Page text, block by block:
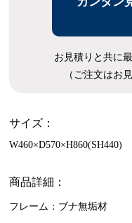
お見積りと共に
（ご注文はお
サイズ：
W460×D570×H860(SH440)
商品詳細：
フレーム：ブナ無垢材